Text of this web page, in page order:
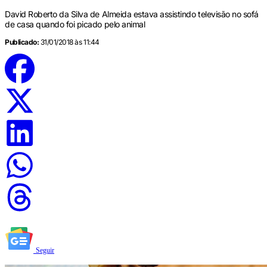
David Roberto da Silva de Almeida estava assistindo televisão no sofá
de casa quando foi picado pelo animal
Publicado: 31/01/2018 às 11:44
Seguir